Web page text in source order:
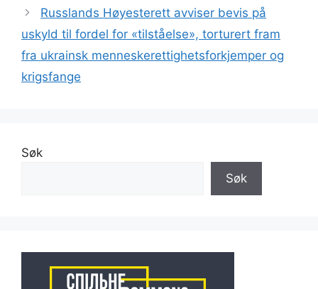
Russlands Høyesterett avviser bevis på
uskyld til fordel for «tilståelse», torturert fram
fra ukrainsk menneskerettighetsforkjemper og
krigsfange
Søk
Søk